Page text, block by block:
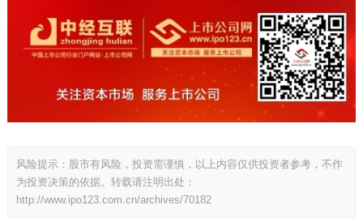
风险提示：股市有风险，投资需谨慎，以上内容仅供投资者参考，不作
为投资决策的依据。转载请注明出处：
http://www.ipo123.com.cn/archives/70182